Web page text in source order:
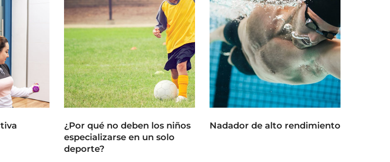
¿Por qué no deben los niños
especializarse en un solo
deporte?
Nadador de alto rendimiento